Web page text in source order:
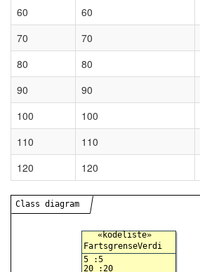
60
60
70
70
80
80
90
90
100
100
110
110
120
120